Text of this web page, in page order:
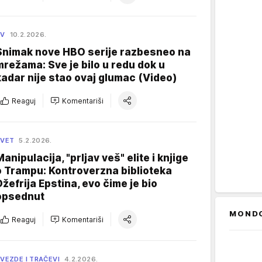
10.2.2026.
nove HBO serije razbesneo na
Sve je bilo u redu dok u
nije stao ovaj glumac (Video)
Reaguj Komentariši
5.2.2026.
"prljav veš" elite i knjige
Trampu: Kontroverzna biblioteka
Epstina, evo čime je bio
Reaguj Komentariši
I TRAČEVI 4.2.2026.